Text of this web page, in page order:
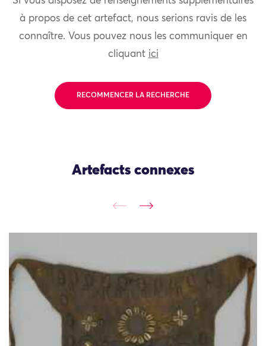
à propos de cet artefact, nous serions ravis de les
connaître. Vous pouvez nous les communiquer en
cliquant ici
RECOMMENCER LA RECHERCHE
Artefacts connexes